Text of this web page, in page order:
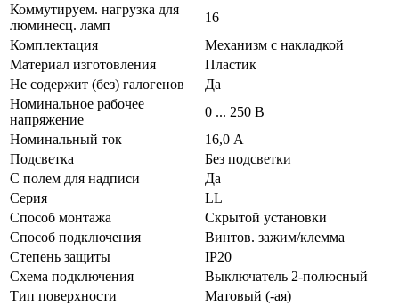
Коммутируем. нагрузка для
люминесц. ламп
16
Комплектация
Механизм с накладкой
Материал изготовления
Пластик
Не содержит (без) галогенов
Да
Номинальное рабочее
напряжение
0 ... 250 В
Номинальный ток
16,0 А
Подсветка
Без подсветки
С полем для надписи
Да
Серия
LL
Способ монтажа
Скрытой установки
Способ подключения
Винтов. зажим/клемма
Степень защиты
IP20
Схема подключения
Выключатель 2-полюсный
Тип поверхности
Матовый (-ая)